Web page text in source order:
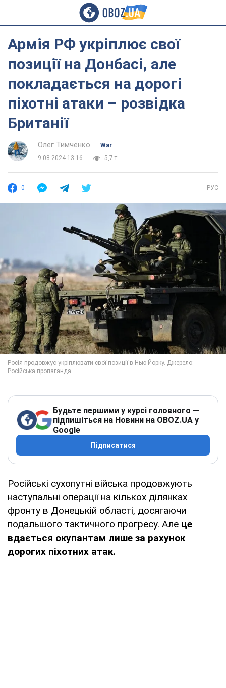
Армія РФ укріплює свої
позиції на Донбасі, але
покладається на дорогі
піхотні атаки – розвідка
Британії
Олег Тимченко
War
9.08.2024 13:16
5,7 т.
0 РУС
Будьте першими у курсі головного —
підпишіться на Новини на OBOZ.UA у
Google
Підписатися
Російські сухопутні війська продовжують
наступальні операції на кількох ділянках
фронту в Донецькій області, досягаючи
подальшого тактичного прогресу. Але це
вдається окупантам лише за рахунок
дорогих піхотних атак.